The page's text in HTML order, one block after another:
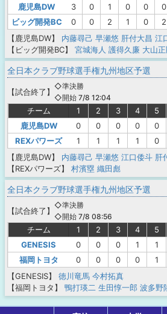
鹿児島DW
3 0 1 0 0 0
ビッグ開発BC
0 0 2 1 0 2
【鹿児島DW】
内藤尋己 早瀬悠 肝付大昌 江
【ビッグ開発BC】
宮城海人 護得久廉 大山
全日本クラブ野球選手権九州地区予選
【試合終了 】
◇準決勝
◇開始 7/8 12:04
チーム 1 2 3 4 5
鹿児島DW
0 0 0 0 0
REXパワーズ
1 1 1 1 0
【鹿児島DW】
内藤尋己 早瀬悠 江口倭斗 肝
【REXパワーズ】
村濱塁 織田彪
全日本クラブ野球選手権九州地区予選
【試合終了 】
◇準決勝
◇開始 7/8 08:56
チーム 1 2 3 4 5
GENESIS
0 0 0 1 1
福岡トヨタ
0 0 0 0 1
【GENESIS】
徳川竜馬 今村拓真
【福岡トヨタ】
鴨打瑛二 生田惇一郎 波多野